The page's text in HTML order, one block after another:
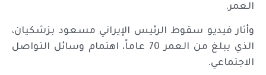
العمر.
وأثار فيديو سقوط الرئيس الإيراني مسعود بزشكيان،
الذي يبلغ من العمر 70 عاماً، اهتمام وسائل التواصل
الاجتماعي.